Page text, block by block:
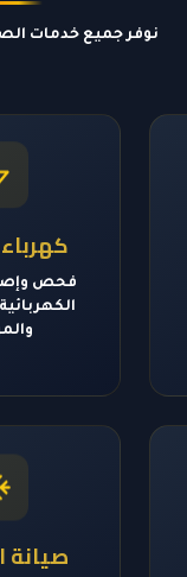
نوفر جميع خدمات
فحص
صيانة